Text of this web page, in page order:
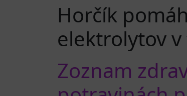
Horčík
elektrolytov v
Zoznam